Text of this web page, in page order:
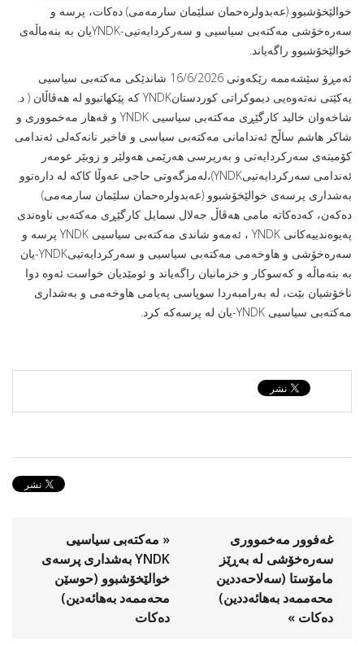
خوالێخۆشبوو (عه‌بدولره‌حمان سلێمان سارمەمی) ده‌كات، پرسە و
سەرەخۆشى مه‌كته‌بی سیاسیی و سەرکردایەتیی-YNDKیان بە بنەماڵەى
خوالێخۆشبوو راگەیاند.
ئه‌مڕۆ سێشەممە رێكه‌وتی 16/6/2026 شاندێكی مەکتەبى سیاسیى
یەكێتی نەتەوەیی دیموكراتی كوردستانYNDK كه ‌پێكهاتبوو له‌ هه‌ڤاڵان ( د.
شاخەوان خالید کارگێڕى مەکتەبى سیاسيى YNDK و قەهار مەخموورى و
شاکر هاشم ساڵح ئەندامانى مەکتەبى سیاسى و فاخیر نانەکەلى ئەندامى
کۆمیتەى سەرکردایەتى و بەرپرسى هەرێمى هەولێر و زوبێر عومه‌ر
ئه‌ندامى سه‌ركردايه‌تيىYNDK)،له‌مزگه‌وتی حاجى عه‌وڵا كاكه‌ له‌ داره‌توو
به‌شداری پرسه‌ی خوالێخۆشبوو (عه‌بدولره‌حمان سلێمان سارمەمی)
ده‌كه‌ن، كه‌ده‌كاته‌ مامى هه‌ڤاڵ جه‌لال سمايل كارگێڕى مه‌كته‌بى ناوه‌ندى
په‌يوه‌ندييه‌كانى YNDK ، ئەمەو شاندی مەکتەبى سیاسیى YNDK پرسە و
سەرەخۆشى و هاوخەمى مه‌كته‌بی سیاسیی و سەرکردایەتیىYNDK-یان
بە بنەماڵە و كه‌سوكار و خزمانیان راگەیاند و ئومێدیان خواست ئەوە دوا
ناخۆشیان بێت، له‌ به‌رامبه‌ردا سوپاسی په‌یامی هاوخه‌می و به‌شداری
مه‌كته‌بی سیاسیی YNDK-یان له‌ پرسه‌كه‌‌ كرد.
« مه‌كته‌بی سیاسیی
YNDK بەشدارى پرسەى
خوالێخۆشبوو (حوسێن
محه‌ممه‌د به‌هائه‌دين)
دەکات
غەفوور مەخموورى
سەرەخۆشی لە بەڕێز
مامۆستا (سەلاحەددین
محەممەد بەهائەددین)
دەکات »